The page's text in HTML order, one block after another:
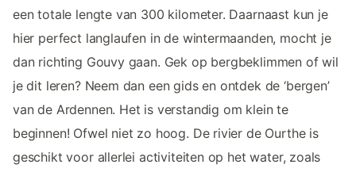
een totale lengte van 300 kilometer. Daarnaast kun je
hier perfect langlaufen in de wintermaanden, mocht je
dan richting Gouvy gaan. Gek op bergbeklimmen of wil
je dit leren? Neem dan een gids en ontdek de ‘bergen’
van de Ardennen. Het is verstandig om klein te
beginnen! Ofwel niet zo hoog. De rivier de Ourthe is
geschikt voor allerlei activiteiten op het water, zoals